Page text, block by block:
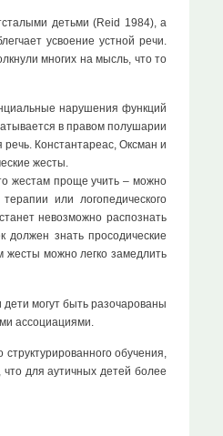
детьми (Reid 1984), а
усвоение устной речи.
многих на мысль, что то
нарушения функций
в правом полушарии
Константареас, Оксман и
жесты.
жестам проще учить – можно
или логопедического
невозможно распознать
знать просодические
жесты можно легко замедлить
могут быть разочарованы
ассоциациями.
обучения,
для аутичных детей более